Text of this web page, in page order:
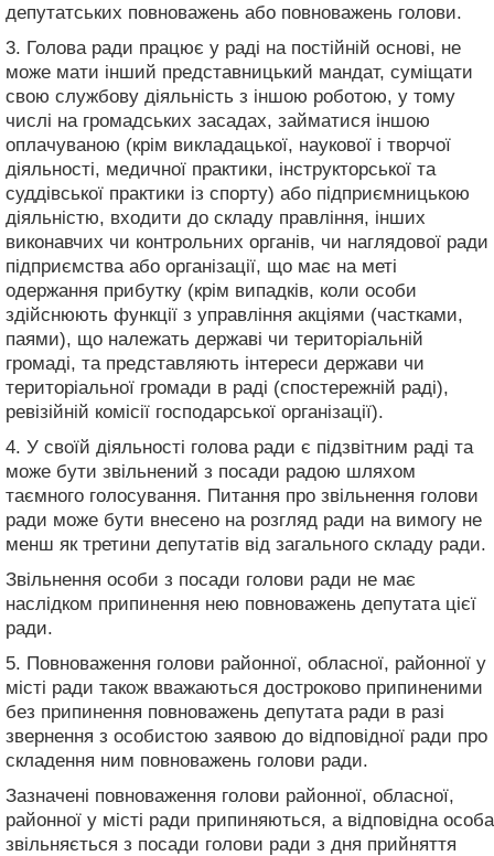
депутатських повноважень або повноважень голови.
3. Голова ради працює у раді на постійній основі, не
може мати інший представницький мандат, суміщати
свою службову діяльність з іншою роботою, у тому
числі на громадських засадах, займатися іншою
оплачуваною (крім викладацької, наукової і творчої
діяльності, медичної практики, інструкторської та
суддівської практики із спорту) або підприємницькою
діяльністю, входити до складу правління, інших
виконавчих чи контрольних органів, чи наглядової ради
підприємства або організації, що має на меті
одержання прибутку (крім випадків, коли особи
здійснюють функції з управління акціями (частками,
паями), що належать державі чи територіальній
громаді, та представляють інтереси держави чи
територіальної громади в раді (спостережній раді),
ревізійній комісії господарської організації).
4. У своїй діяльності голова ради є підзвітним раді та
може бути звільнений з посади радою шляхом
таємного голосування. Питання про звільнення голови
ради може бути внесено на розгляд ради на вимогу не
менш як третини депутатів від загального складу ради.
Звільнення особи з посади голови ради не має
наслідком припинення нею повноважень депутата цієї
ради.
5. Повноваження голови районної, обласної, районної у
місті ради також вважаються достроково припиненими
без припинення повноважень депутата ради в разі
звернення з особистою заявою до відповідної ради про
складення ним повноважень голови ради.
Зазначені повноваження голови районної, обласної,
районної у місті ради припиняються, а відповідна особа
звільняється з посади голови ради з дня прийняття